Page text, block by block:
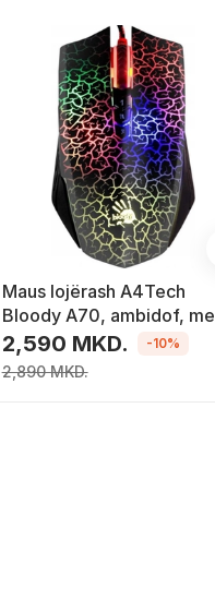
Maus lojërash A4Tech
Bloody A70, ambidof, me
ndriçim RGB, i zi
2,590 MKD.
2,890 MKD.
-10%